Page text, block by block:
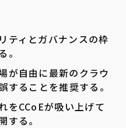
ティとガバナンスの枠
。
が自由に最新のクラウ
することを推奨する。
をCCoEが吸い上げて
する。